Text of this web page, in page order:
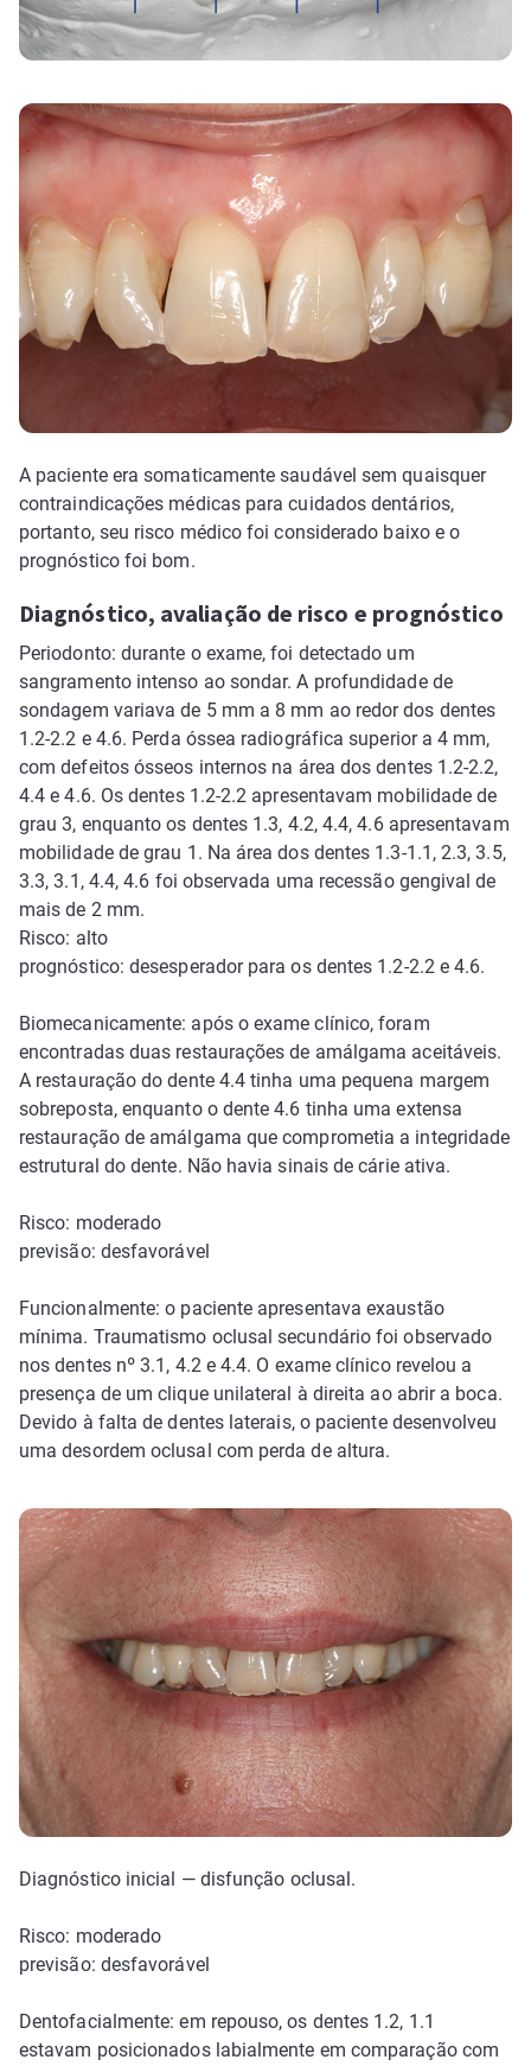
A paciente era somaticamente saudável sem quaisquer
contraindicações médicas para cuidados dentários,
portanto, seu risco médico foi considerado baixo e o
prognóstico foi bom.
Diagnóstico, avaliação de risco e prognóstico
Periodonto: durante o exame, foi detectado um
sangramento intenso ao sondar. A profundidade de
sondagem variava de 5 mm a 8 mm ao redor dos dentes
1.2-2.2 e 4.6. Perda óssea radiográfica superior a 4 mm,
com defeitos ósseos internos na área dos dentes 1.2-2.2,
4.4 e 4.6. Os dentes 1.2-2.2 apresentavam mobilidade de
grau 3, enquanto os dentes 1.3, 4.2, 4.4, 4.6 apresentavam
mobilidade de grau 1. Na área dos dentes 1.3-1.1, 2.3, 3.5,
3.3, 3.1, 4.4, 4.6 foi observada uma recessão gengival de
mais de 2 mm.
Risco: alto
prognóstico: desesperador para os dentes 1.2-2.2 e 4.6.
Biomecanicamente: após o exame clínico, foram
encontradas duas restaurações de amálgama aceitáveis.
A restauração do dente 4.4 tinha uma pequena margem
sobreposta, enquanto o dente 4.6 tinha uma extensa
restauração de amálgama que comprometia a integridade
estrutural do dente. Não havia sinais de cárie ativa.
Risco: moderado
previsão: desfavorável
Funcionalmente: o paciente apresentava exaustão
mínima. Traumatismo oclusal secundário foi observado
nos dentes nº 3.1, 4.2 e 4.4. O exame clínico revelou a
presença de um clique unilateral à direita ao abrir a boca.
Devido à falta de dentes laterais, o paciente desenvolveu
uma desordem oclusal com perda de altura.
Diagnóstico inicial — disfunção oclusal.
Risco: moderado
previsão: desfavorável
Dentofacialmente: em repouso, os dentes 1.2, 1.1
estavam posicionados labialmente em comparação com